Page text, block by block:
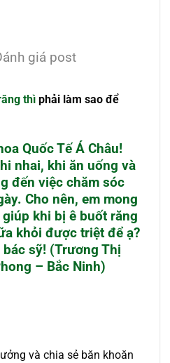
giá post
thì phải làm sao để
Quốc Tế Á Châu!
nhai, khi ăn uống và
đến việc chăm sóc
Cho nên, em mong
khi bị ê buốt răng
khỏi được triệt để ạ?
sỹ! (Trương Thị
– Bắc Ninh)
và chia sẻ băn khoăn